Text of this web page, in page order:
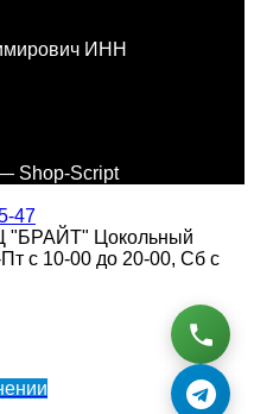
ИНН
Shop-Script
47
"БРАЙТ" Цокольный
с 10-00 до 20-00, Сб с